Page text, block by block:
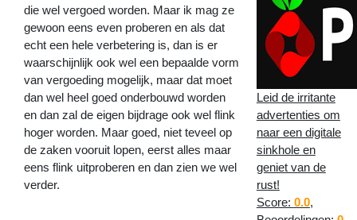
die wel vergoed worden. Maar ik mag ze
gewoon eens even proberen en als dat
echt een hele verbetering is, dan is er
waarschijnlijk ook wel een bepaalde vorm
van vergoeding mogelijk, maar dat moet
dan wel heel goed onderbouwd worden
en dan zal de eigen bijdrage ook wel flink
hoger worden. Maar goed, niet teveel op
de zaken vooruit lopen, eerst alles maar
eens flink uitproberen en dan zien we wel
verder.
Leid de irritante
advertenties om
naar een digitale
sinkhole en
geniet van de
rust!
Score: 0.0,